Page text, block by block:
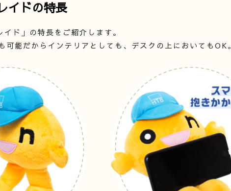
イドの特長
ド」の特長をご紹介します。
能だからインテリアとしても、デスクの上においてもOK。